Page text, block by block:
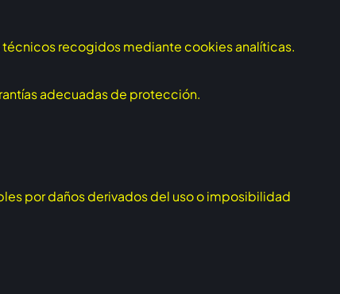
recogidos mediante cookies analíticas.
adecuadas de protección.
por daños derivados del uso o imposibilidad